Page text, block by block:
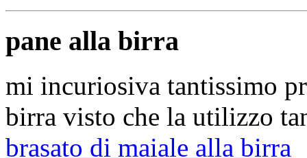
pane alla birra
mi incuriosiva tantissimo
birra visto che la utilizzo
brasato di maiale alla birra